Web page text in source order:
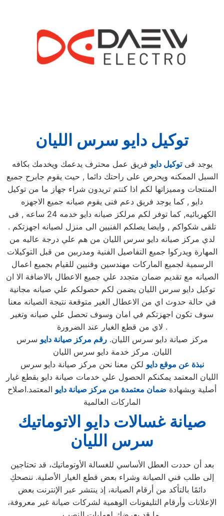
توكيل دايو سرس الليان
يوجد فىتوكيل دايو فريق عمل محترف يدعمك ويخدمك بكافه
السبل الممكنه ويحرص على راحتك دائما , حيث يقوم جابرح جميع
المنتجات ومميزاتها لكم اذا كنتم تريدون شراء جهاز ما من توكيل
دايو , كما يوجد فريق دعم فنى يقوم صيانه جميع الاجهزه
الكهربائيه, كما توفر لكم مرلكز صيانه دايو خدمه 24 ساعه , فى
تلقى شكواكم , وايضا يصلكم الفنيين الى منزل لصيانه اجهزتكم .
لدي مركز صيانه دايو سرس الليان من هم علي درجة عاليه من
المهارة ويدركوا جميع التفاصيل الفنية ومدربين من قبل التوكيلات
الرسمية لجميع الماركات مهندسين وفنيين للقيام بجميع اعمال
الصيانه مع تقديم ضمان متجدد علي جميع الاعطال بالاضافة الا ان
توكيل دايو سرس الليان يضمن لكم حصولكم علي صيانه مجانية
في حالة حدوث اي من الاعطال الغير متوقعة نتيجة الصيانه معنا
سوف تكون اجهزتكم في امان وسوف تحصل علي صيانه وتغير
لاي من قطع الغيار عند الضرورة .
مركز صيانة دايو سرس الليان.رقم مركز صيانة دايو سرس
الليان. مركز خدمة دايو سرس الليان
نبذة عن موقع دايو لكن معنا نحن مركز صيانة دايو سرس
الليان المعتمد يمكنكم الحصول علي خدمات صيانة دايو بقطع غيار
أصلية وبشهادة ضمان معتمدة من مركز صيانة دايو المعتمد.اصلاح
الماركات العالمية
صيانة غسالات دايو الاتوماتيك
سرس الليان
بعد أن حددت العطل الأساسي للغسالة الأوتوماتيك، قد تحتاجين
إلى طلب فني الصيانة وشراء بعض قطع الغيار الأصلية. ننصحكِ
دائمًا بالتأكد من أرقام الصيانة، إذ ينتشر عبر الإنترنت بعض
الإعلانات وأرقام التليفونات الوهمية لشركات صيانة غير معروفة،